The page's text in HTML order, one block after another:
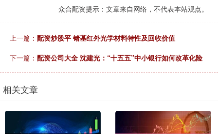
众合配资提示：文章来自网络，不代表本站观点。
上一篇： 配资炒股平 锗基红外光学材料特性及回收价值
下一篇： 配资公司大全 沈建光：“十五五”中小银行如何改革化险
相关文章